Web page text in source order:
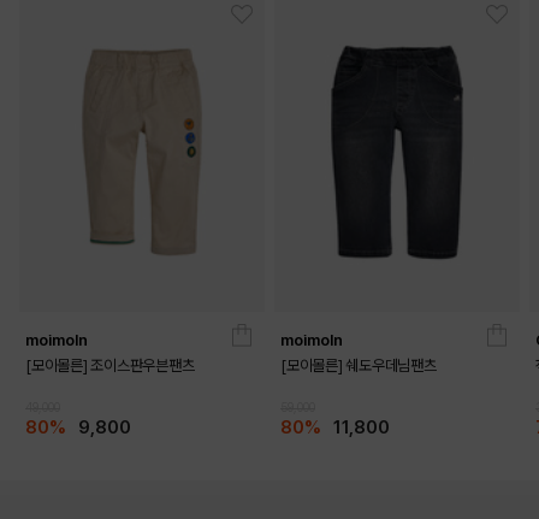
moimoln
[모이몰른] 조이스판우븐팬츠
80% 9,800
moimoln
[모이몰른] 쉐도우데님팬츠
80% 11,800